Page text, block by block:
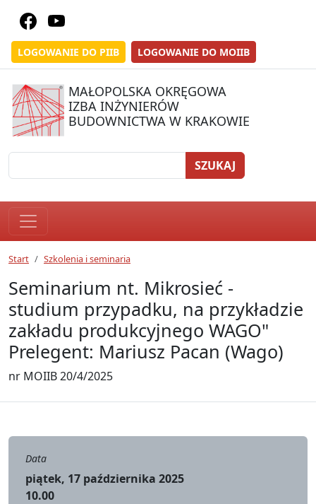
LOGOWANIE DO PIIB LOGOWANIE DO MOIIB
MAŁOPOLSKA OKRĘGOWA
IZBA INŻYNIERÓW
BUDOWNICTWA W KRAKOWIE
SZUKAJ
Start Szkolenia i seminaria
Seminarium nt. Mikrosieć -
studium przypadku, na przykładzie
zakładu produkcyjnego WAGO"
Prelegent: Mariusz Pacan (Wago)
nr MOIIB 20/4/2025
Data
piątek, 17 października 2025
10.00